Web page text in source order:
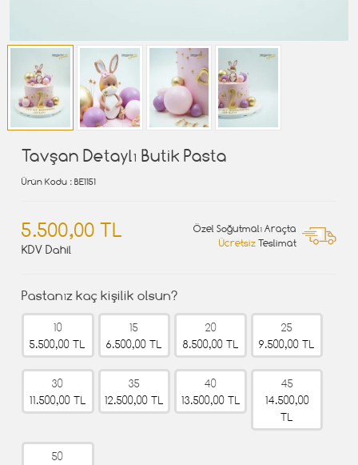
Tavşan Detaylı Butik Pasta
Ürün Kodu : BE1151
5.500,00 TL
KDV Dahil
Özel Soğutmalı Araçta
Ücretsiz Teslimat
Pastanız kaç kişilik olsun?
10
5.500,00 TL
15
6.500,00 TL
20
8.500,00 TL
25
9.500,00 TL
30
11.500,00 TL
35
12.500,00 TL
40
13.500,00 TL
45
14.500,00
TL
50